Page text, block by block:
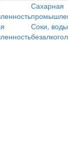
Сахарная
Соки,